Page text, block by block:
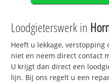
Loodgieterswerk in
Heeft u lekkage, verstopping
niet en neem direct contact
U krijgt dan direct een
lijn. Bij ons regelt u een